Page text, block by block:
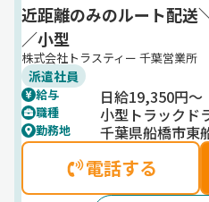
近距離のみのルート配送
／小型
株式会社トラスティー 千葉営業所
派遣社員
給与 日給19,350円～
職種 小型トラックド
勤務地 千葉県船橋市東
電話する